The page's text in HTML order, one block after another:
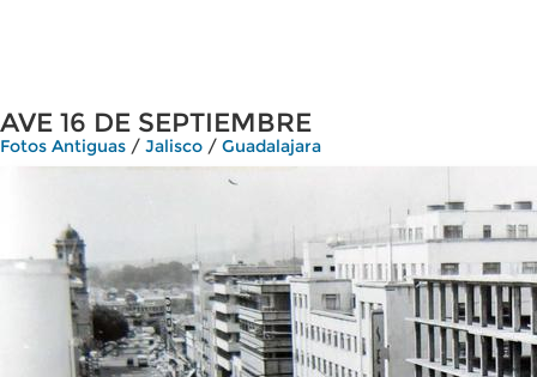
AVE 16 DE SEPTIEMBRE
Fotos Antiguas / Jalisco / Guadalajara